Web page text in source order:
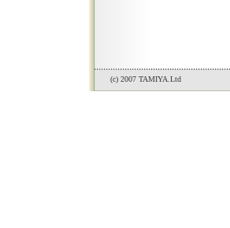
(c) 2007 TAMIYA.Ltd